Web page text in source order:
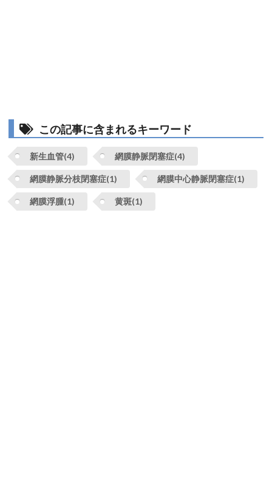
この記事に含まれるキーワード
新生血管(4) 網膜静脈閉塞症(4)
網膜静脈分枝閉塞症(1) 網膜中心静脈閉塞症(1)
網膜浮腫(1) 黄斑(1)